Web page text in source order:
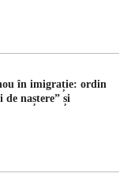
în imigrație: ordin
naștere” și